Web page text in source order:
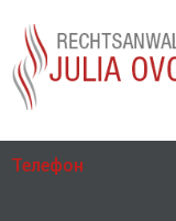
Телефон